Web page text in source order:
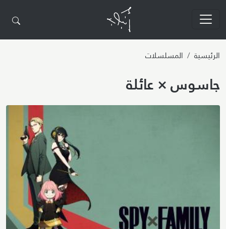
الرئيسية المسلسلات
جاسوس × عائلة